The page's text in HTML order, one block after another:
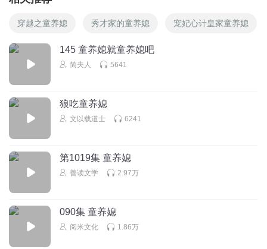
穿越之童养媳 秀才家的童养媳 宠妃心计皇家童养媳
145 童养媳就童养媳吧
简夫人 5641
狼吃童养媳
文以载道士 6241
第1019集 童养媳
善读文学 2.97万
090集 童养媳
阅米文化 1.86万